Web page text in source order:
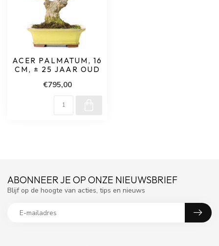
ACER PALMATUM, 16
CM, ± 25 JAAR OUD
€795,00
ABONNEER JE OP ONZE NIEUWSBRIEF
Blijf op de hoogte van acties, tips en nieuws